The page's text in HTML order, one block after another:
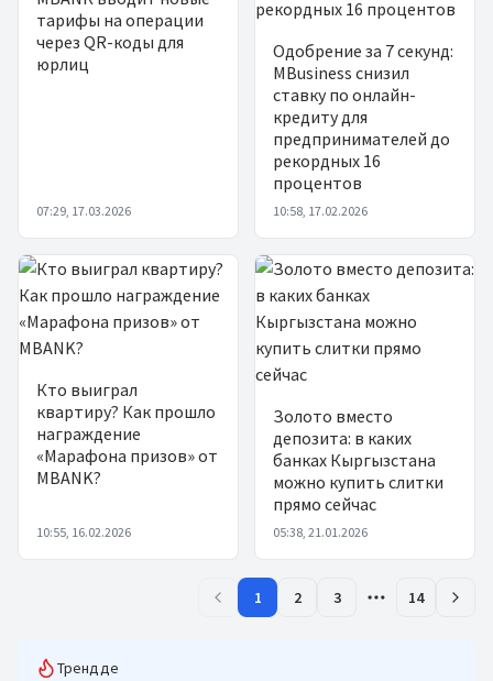
тарифы на операции
через QR-коды для
юрлиц
07:29, 17.03.2026
Одобрение за 7 секунд:
MBusiness снизил
ставку по онлайн-
кредиту для
предпринимателей до
рекордных 16
процентов
10:58, 17.02.2026
Кто выиграл
квартиру? Как прошло
награждение
«Марафона призов» от
MBANK?
10:55, 16.02.2026
Золото вместо
депозита: в каких
банках Кыргызстана
можно купить слитки
прямо сейчас
05:38, 21.01.2026
1 2 3 14
Трендде